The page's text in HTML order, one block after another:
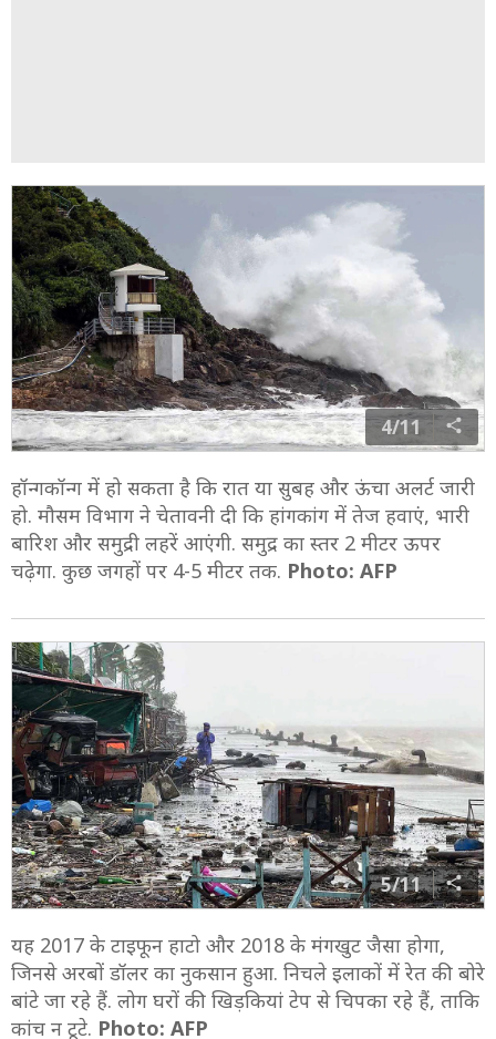
4/11
हॉन्गकॉन्ग में हो सकता है कि रात या सुबह और ऊंचा अलर्ट जारी
हो. मौसम विभाग ने चेतावनी दी कि हांगकांग में तेज हवाएं, भारी
बारिश और समुद्री लहरें आएंगी. समुद्र का स्तर 2 मीटर ऊपर
चढ़ेगा. कुछ जगहों पर 4-5 मीटर तक. Photo: AFP
5/11
यह 2017 के टाइफून हाटो और 2018 के मंगखुट जैसा होगा,
जिनसे अरबों डॉलर का नुकसान हुआ. निचले इलाकों में रेत की बोरे
बांटे जा रहे हैं. लोग घरों की खिड़कियां टेप से चिपका रहे हैं, ताकि
कांच न टूटे. Photo: AFP